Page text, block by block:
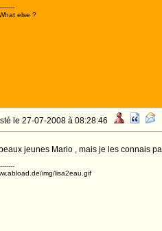
else ?
le 27-07-2008 à 08:28:46
jeunes Mario , mais je les connais
img/lisa2eau.gif